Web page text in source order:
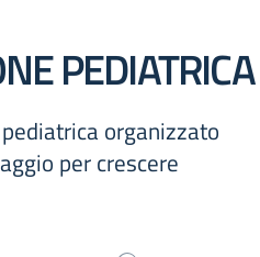
PEDIATRICA
organizzato
per crescere